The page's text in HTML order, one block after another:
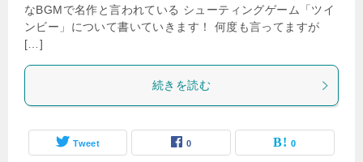
なBGMで名作と言われている シューティングゲーム「ツイ
ンビー」について書いていきます！ 何度も言ってますが
[…]
続きを読む
Tweet 0 0